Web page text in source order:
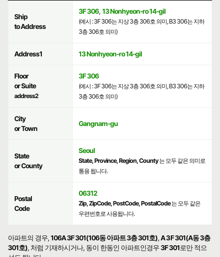
Ship
to Address
3F 306, 13 Nonhyeon-ro 14-gil
(예시 : 3F 306는 지상 3층 306호 의미, B3 306는 지하
3층 306호 의미)
Address1 13 Nonhyeon-ro 14-gil
Floor
or Suite
address2
3F 306
(예시 : 3F 306는 지상 3층 306호 의미, B3 306는 지하
3층 306호 의미)
City
or Town
Gangnam-gu
State
or County
Seoul
State, Province, Region, County는 모두 같은 의미로
통용 됩니다.
Postal
Code
06312
Zip, ZipCode, PostCode, PostalCode는 모두 같은
우편번호로 사용됩니다.
아파트의 경우,106A 3F 301(106동 아파트 3층 301호),A 3F 301(A동 3층
301호), 처럼 기재하시거나, 동이 한동인 아파트인경우3F 301로만 적으